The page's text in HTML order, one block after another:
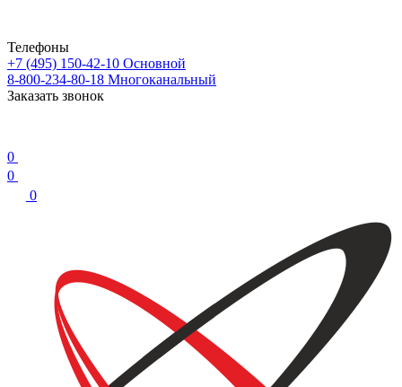
Телефоны
+7 (495) 150-42-10 Основной
8-800-234-80-18 Многоканальный
Заказать звонок
0
0
0